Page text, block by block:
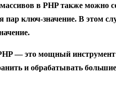
в PHP также можно
пар ключ-значение. В этом
— это мощный
и обрабатывать